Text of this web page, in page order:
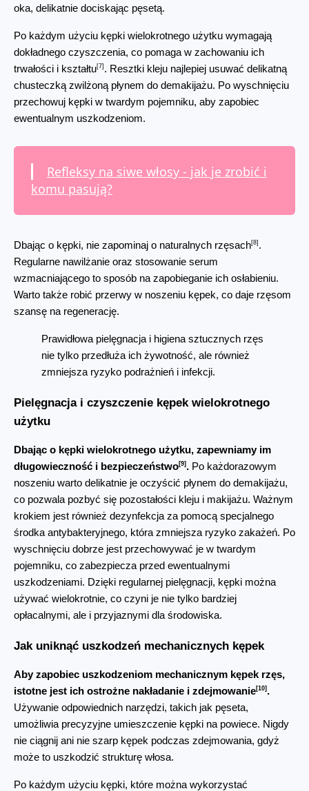
oka, delikatnie dociskając pęsetą.
Po każdym użyciu kępki wielokrotnego użytku wymagają
dokładnego czyszczenia, co pomaga w zachowaniu ich
trwałości i kształtu [7] . Resztki kleju najlepiej usuwać delikatną
chusteczką zwilżoną płynem do demakijażu. Po wyschnięciu
przechowuj kępki w twardym pojemniku, aby zapobiec
ewentualnym uszkodzeniom.
Refleksy na siwe włosy - jak je zrobić i
komu pasują?
Dbając o kępki, nie zapominaj o naturalnych rzęsach [8] .
Regularne nawilżanie oraz stosowanie serum
wzmacniającego to sposób na zapobieganie ich osłabieniu.
Warto także robić przerwy w noszeniu kępek, co daje rzęsom
szansę na regenerację.
Prawidłowa pielęgnacja i higiena sztucznych rzęs
nie tylko przedłuża ich żywotność, ale również
zmniejsza ryzyko podrażnień i infekcji.
Pielęgnacja i czyszczenie kępek wielokrotnego
użytku
Dbając o kępki wielokrotnego użytku, zapewniamy im
długowieczność i bezpieczeństwo[9] . Po każdorazowym
noszeniu warto delikatnie je oczyścić płynem do demakijażu,
co pozwala pozbyć się pozostałości kleju i makijażu. Ważnym
krokiem jest również dezynfekcja za pomocą specjalnego
środka antybakteryjnego, która zmniejsza ryzyko zakażeń. Po
wyschnięciu dobrze jest przechowywać je w twardym
pojemniku, co zabezpiecza przed ewentualnymi
uszkodzeniami. Dzięki regularnej pielęgnacji, kępki można
używać wielokrotnie, co czyni je nie tylko bardziej
opłacalnymi, ale i przyjaznymi dla środowiska.
Jak uniknąć uszkodzeń mechanicznych kępek
Aby zapobiec uszkodzeniom mechanicznym kępek rzęs,
istotne jest ich ostrożne nakładanie i zdejmowanie[10] .
Używanie odpowiednich narzędzi, takich jak pęseta,
umożliwia precyzyjne umieszczenie kępki na powiece. Nigdy
nie ciągnij ani nie szarp kępek podczas zdejmowania, gdyż
może to uszkodzić strukturę włosa.
Po każdym użyciu kępki, które można wykorzystać